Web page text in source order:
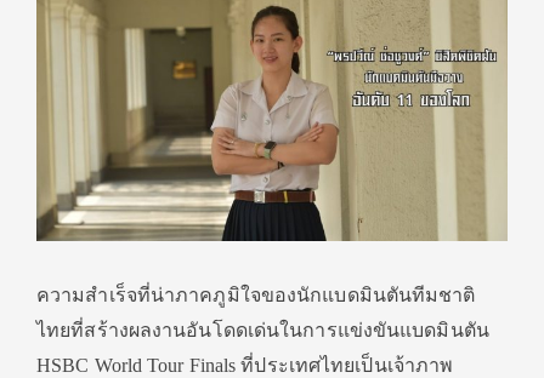
ความสำเร็จที่น่าภาคภูมิใจของนักแบดมินตันทีมชาติ
ไทยที่สร้างผลงานอันโดดเด่นในการแข่งขันแบดมินตัน
HSBC World Tour Finals ที่ประเทศไทยเป็นเจ้าภาพ